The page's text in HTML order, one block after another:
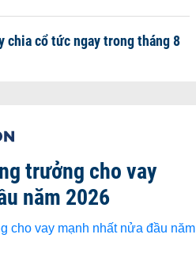
chia cổ tức ngay trong tháng 8
trưởng cho vay
năm 2026